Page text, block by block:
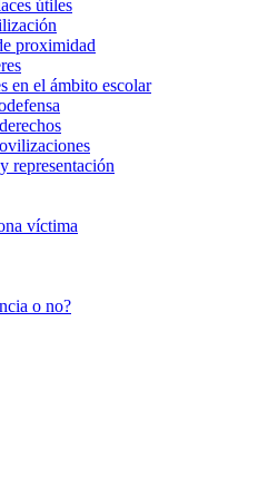
útiles
proximidad
en el ámbito escolar
representación
víctima
o no?